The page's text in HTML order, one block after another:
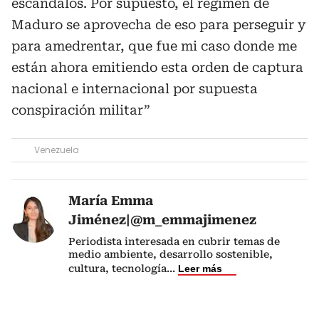
Maduro se aprovecha de eso para perseguir y
para amedrentar, que fue mi caso donde me
están ahora emitiendo esta orden de captura
nacional e internacional por supuesta
conspiración militar”
Venezuela
María Emma
Jiménez|@m_emmajimenez
Periodista interesada en cubrir temas de
medio ambiente, desarrollo sostenible,
cultura, tecnología... Leer más